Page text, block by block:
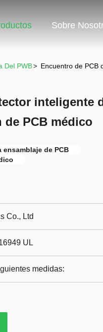
Sobre
Del PWB> Encuentro de PCB
inteligente
PCB médico
de PCB
Co., Ltd
UL
medidas: